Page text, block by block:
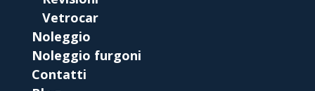
Vetrocar
Noleggio
Noleggio furgoni
Contatti